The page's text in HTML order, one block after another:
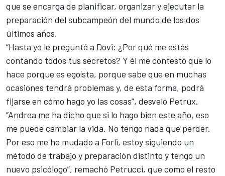
que se encarga de planificar, organizar y ejecutar la
preparación del subcampeón del mundo de los dos
últimos años.
“Hasta yo le pregunté a Dovi: ¿Por qué me estás
contando todos tus secretos? Y él me contestó que lo
hace porque es egoísta, porque sabe que en muchas
ocasiones tendrá problemas y, de esta forma, podrá
fijarse en cómo hago yo las cosas”, desveló Petrux.
“Andrea me ha dicho que si lo hago bien este año, eso
me puede cambiar la vida. No tengo nada que perder.
Por eso me he mudado a Forli, estoy siguiendo un
método de trabajo y preparación distinto y tengo un
nuevo psicólogo”, remachó Petrucci, que como el resto